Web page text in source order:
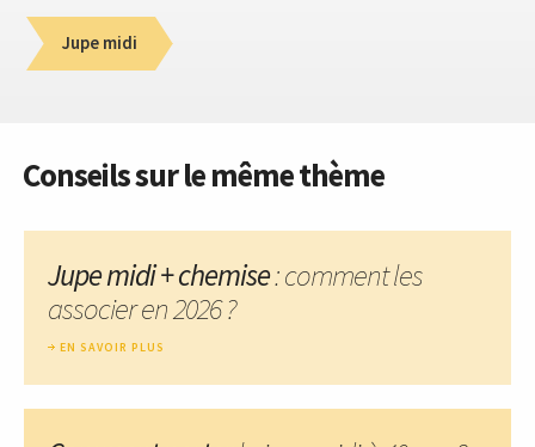
Jupe midi
Conseils sur le même thème
Jupe midi + chemise: comment les
associer en 2026 ?
EN SAVOIR PLUS